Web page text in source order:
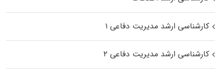
کارشناسی ارشد مدیریت دفاعی ۱
کارشناسی ارشد مدیریت دفاعی ۲